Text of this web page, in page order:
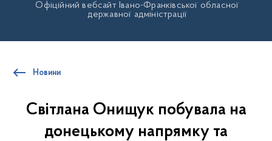
Офіційний вебсайт Івано-Франківської обласної
державної адміністрації
Новини
Світлана Онищук побувала на
донецькому напрямку та